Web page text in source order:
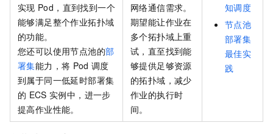
实现 Pod，直到找到一个
能够满足整个作业拓扑域
的功能。
您还可以使用节点池的部
署集能力，将 Pod 调度
到属于同一低延时部署集
的 ECS 实例中，进一步
提高作业性能。
网络通信需求。
期望能让作业在
多个拓扑域上重
试，直至找到能
够提供足够资源
的拓扑域，减少
作业的执行时
间。
知调度
节点池
部署集
最佳实
践